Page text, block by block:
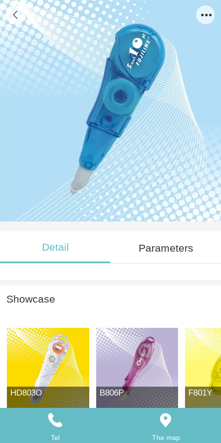
A812B-1
Detail Parameters
Showcase
HD803O B806P F801Y
Tel The map